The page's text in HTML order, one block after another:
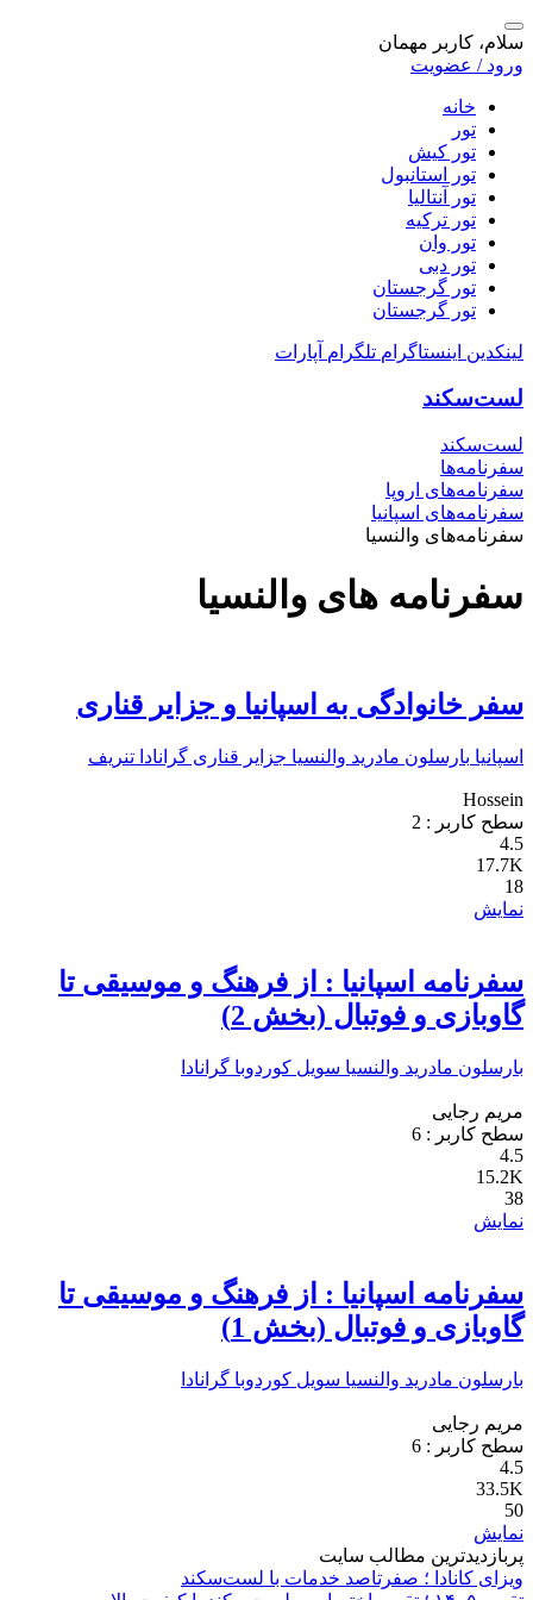
سلام، کاربر مهمان
ورود / عضویت
خانه
تور
تور کیش
تور استانبول
تور آنتالیا
تور ترکیه
تور وان
تور دبی
تور گرجستان
تور گرجستان
لینکدین اینستاگرام تلگرام آپارات
لست‌سکند
لست‌سکند
سفرنامه‌ها
سفرنامه‌های اروپا
سفرنامه‌های اسپانیا
سفرنامه‌های والنسیا
سفرنامه های والنسیا
سفر خانوادگی به اسپانیا و جزایر قناری
اسپانیا بارسلون مادرید والنسیا جزایر قناری گرانادا تنریف
Hossein
سطح کاربر : 2
4.5
17.7K
18
نمایش
سفرنامه اسپانیا : از فرهنگ و موسیقی تا
گاوبازی و فوتبال (بخش 2)
بارسلون مادرید والنسیا سویل کوردوبا گرانادا
مریم رجایی
سطح کاربر : 6
4.5
15.2K
38
نمایش
سفرنامه اسپانیا : از فرهنگ و موسیقی تا
گاوبازی و فوتبال (بخش 1)
بارسلون مادرید والنسیا سویل کوردوبا گرانادا
مریم رجایی
سطح کاربر : 6
4.5
33.5K
50
نمایش
پربازدیدترین مطالب سایت
ویزای کانادا ؛ صفرتاصد خدمات با لست‌سکند